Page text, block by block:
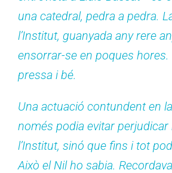
una catedral, pedra a pedra.
l’Institut, guanyada any rere
ensorrar-se en poques hores.
pressa i bé.
Una actuació contundent en
només podia evitar
l’Institut, sinó que fins i tot
Això el Nil ho sabia.